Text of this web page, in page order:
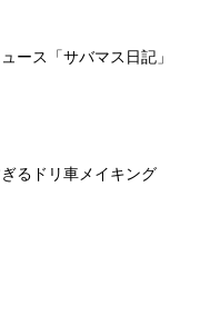
ース「サバマス日記」
るドリ車メイキング